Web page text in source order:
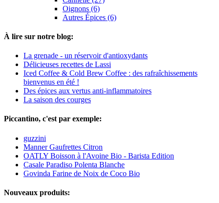
Oignons (6)
Autres Épices (6)
À lire sur notre blog:
La grenade - un réservoir d'antioxydants
Délicieuses recettes de Lassi
Iced Coffee & Cold Brew Coffee : des rafraîchissements
bienvenus en été !
Des épices aux vertus anti-inflammatoires
La saison des courges
Piccantino, c'est par exemple:
guzzini
Manner Gaufrettes Citron
OATLY Boisson à l'Avoine Bio - Barista Edition
Casale Paradiso Polenta Blanche
Govinda Farine de Noix de Coco Bio
Nouveaux produits: